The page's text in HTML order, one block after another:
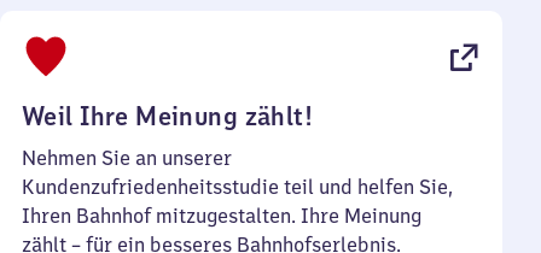
Weil Ihre Meinung zählt!
Nehmen Sie an unserer
Kundenzufriedenheitsstudie teil und helfen Sie,
Ihren Bahnhof mitzugestalten. Ihre Meinung
zählt – für ein besseres Bahnhofserlebnis.